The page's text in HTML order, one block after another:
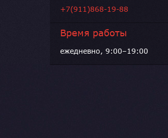
+7(911)868-19-88
Время работы
ежедневно, 9:00–19:00